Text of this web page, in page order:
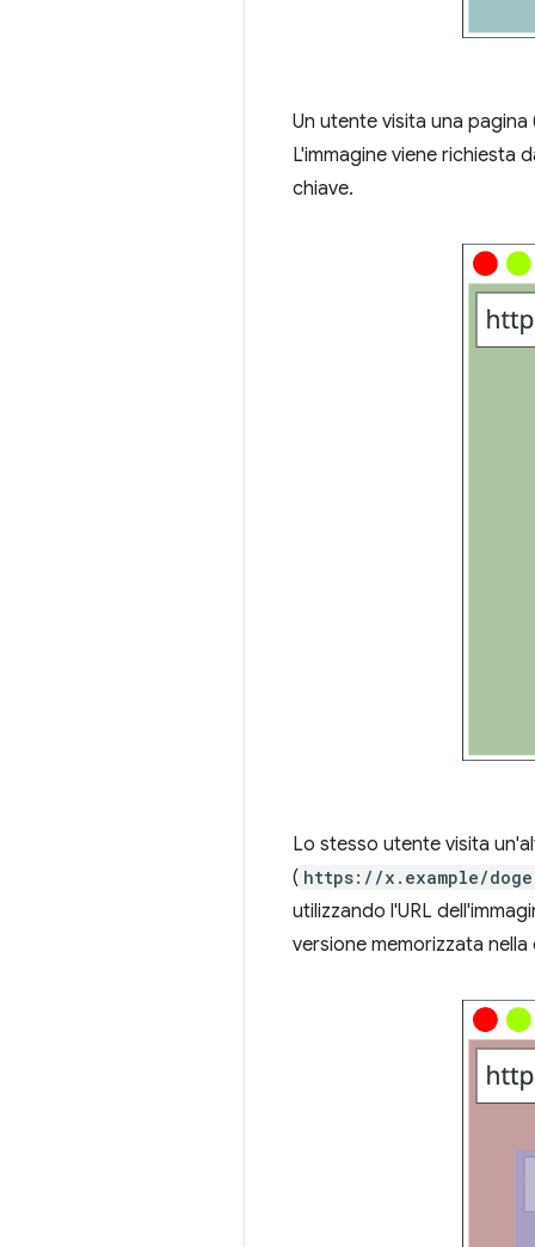
Un utente visita una pagina
L'immagine viene richiesta
chiave.
Lo stesso utente visita
( https://x.example/
utilizzando l'URL
versione memorizzata